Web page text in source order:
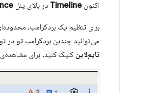
اکنون Timeline در بالای پنل
برای تنظیم یک بردکرامب،
می‌توانید چندین بردکرامب تو در
تایم‌لاین کلیک کنید. برای